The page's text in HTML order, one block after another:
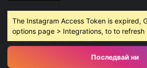
The Instagram Access Token is expired,
options page > Integrations, to to refresh
Последвай ни